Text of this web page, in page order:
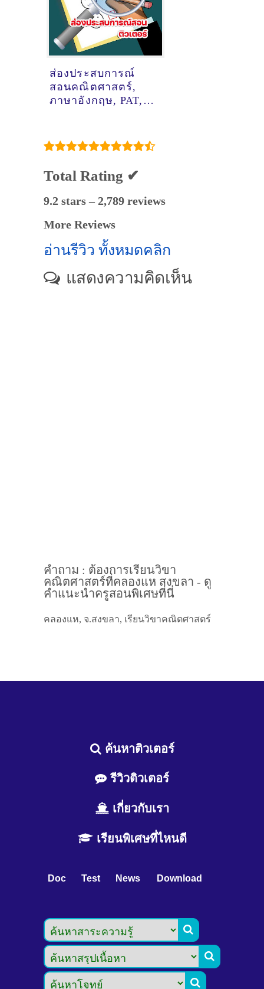
ต่อตัว)
ส่องประสบการณ์
สอนคณิตศาสตร์,
ภาษาอังกฤษ, PAT,
ติวเตอร์ ครูพี่ก้อง
พชร ทองวัฒน์
@คลองแห หาดใหญ่
Total Rating ✔
9.2 stars – 2,789 reviews
More Reviews
อ่านรีวิว ทั้งหมดคลิก
แสดงความคิดเห็น
คำถาม : ต้องการเรียนวิขา
คณิตศาสตร์ที่คลองแห สงขลา - ดู
คำแนะนำครูสอนพิเศษที่นี่
คลองแห, จ.สงขลา, เรียนวิขาคณิตศาสตร์
ค้นหาติวเตอร์
รีวิวติวเตอร์
เกี่ยวกับเรา
เรียนพิเศษที่ไหนดี
Doc Test News Download


